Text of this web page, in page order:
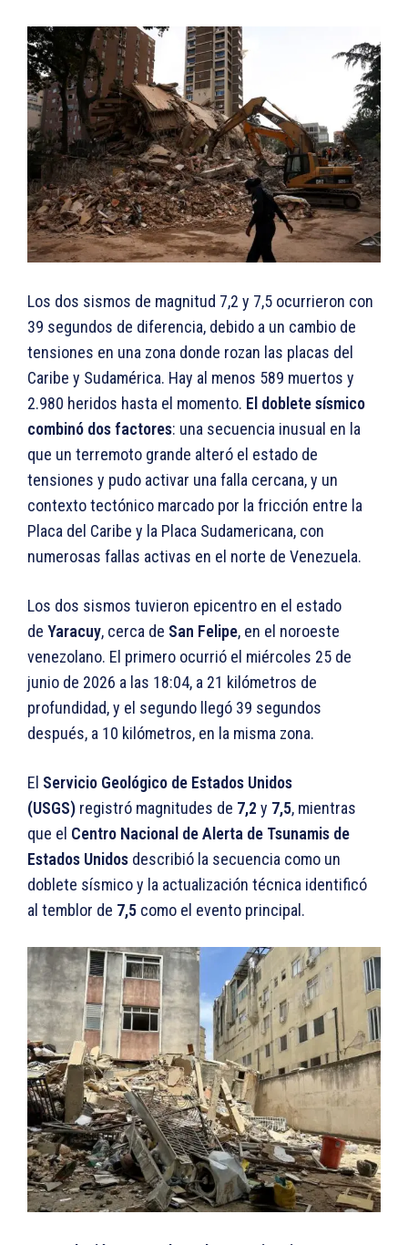
Los dos sismos de magnitud 7,2 y 7,5 ocurrieron con
39 segundos de diferencia, debido a un cambio de
tensiones en una zona donde rozan las placas del
Caribe y Sudamérica. Hay al menos 589 muertos y
2.980 heridos hasta el momento. El doblete sísmico
combinó dos factores: una secuencia inusual en la
que un terremoto grande alteró el estado de
tensiones y pudo activar una falla cercana, y un
contexto tectónico marcado por la fricción entre la
Placa del Caribe y la Placa Sudamericana, con
numerosas fallas activas en el norte de Venezuela.
Los dos sismos tuvieron epicentro en el estado
de Yaracuy, cerca de San Felipe, en el noroeste
venezolano. El primero ocurrió el miércoles 25 de
junio de 2026 a las 18:04, a 21 kilómetros de
profundidad, y el segundo llegó 39 segundos
después, a 10 kilómetros, en la misma zona.
El Servicio Geológico de Estados Unidos
(USGS) registró magnitudes de 7,2 y 7,5, mientras
que el Centro Nacional de Alerta de Tsunamis de
Estados Unidos describió la secuencia como un
doblete sísmico y la actualización técnica identificó
al temblor de 7,5 como el evento principal.